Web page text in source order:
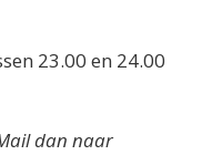
23.00 en 24.00
dan naar